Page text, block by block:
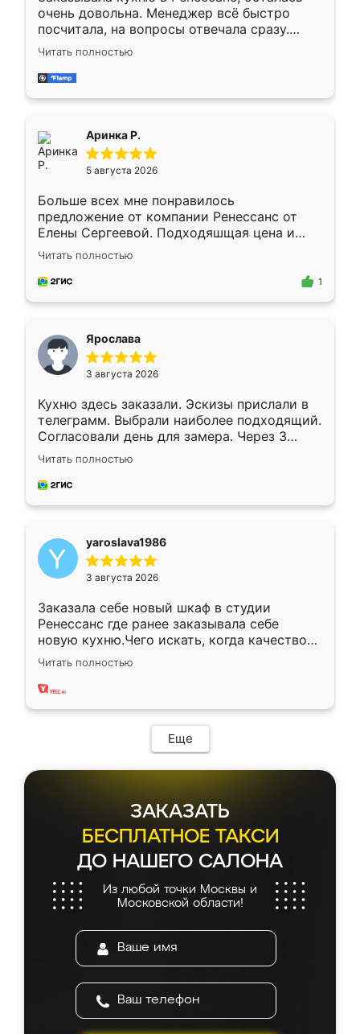
очень довольна. Менеджер всё быстро
посчитала, на вопросы отвечала сразу.
Замерщик приехал в субботу, подошёл к
делу со всей ответственностью. Собрали
за день, ребята работали аккуратно, даже
Читать полностью
Аринка Р.
5 августа 2026
Больше всех мне понравилось
предложение от компании Ренессанс от
Елены Сергеевой. Подходяшщая цена и
короткие сроки изготовления. Приехавший
для замера сотрудник Владислав
предложил по моему эскизу самый
Читать полностью
1
Ярослава
3 августа 2026
Кухню здесь заказали. Эскизы прислали в
телеграмм. Выбрали наиболее подходящий.
Согласовали день для замера. Через 3
недели кухня была уже готова. Остались
довольны работой. Спасибо Ренессанс
мебель за качественную работу!
Читать полностью
yaroslava1986
3 августа 2026
Заказала себе новый шкаф в студии
Ренессанс где ранее заказывала себе
новую кухню.Чего искать, когда качеством
вполне довольна. Служит кухня уже почти
два года, нареканий нет.
Читать полностью
Еще
ЗАКАЗАТЬ
БЕСПЛАТНОЕ ТАКСИ
ДО НАШЕГО САЛОНА
Из любой точки Москвы и
Московской области!